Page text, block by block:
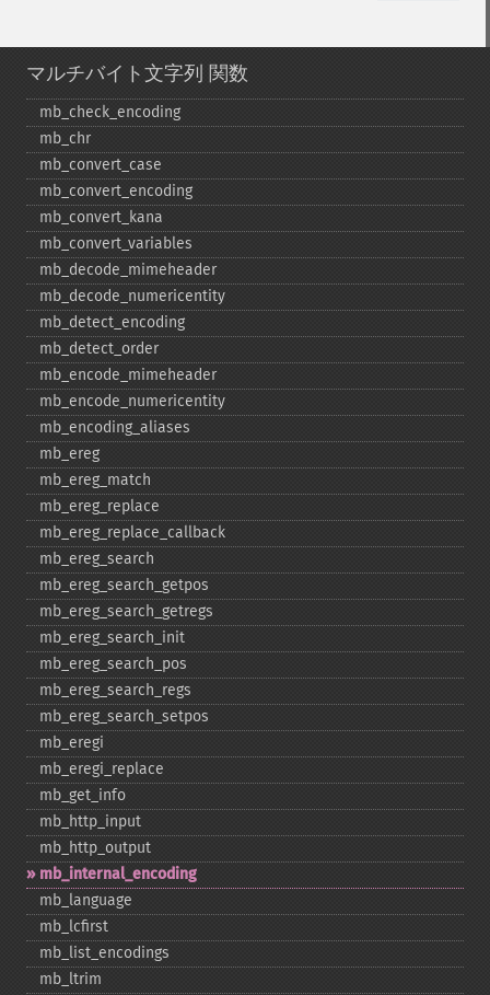
マルチバイト文字列 関数
mb_​check_​encoding
mb_​chr
mb_​convert_​case
mb_​convert_​encoding
mb_​convert_​kana
mb_​convert_​variables
mb_​decode_​mimeheader
mb_​decode_​numericentity
mb_​detect_​encoding
mb_​detect_​order
mb_​encode_​mimeheader
mb_​encode_​numericentity
mb_​encoding_​aliases
mb_​ereg
mb_​ereg_​match
mb_​ereg_​replace
mb_​ereg_​replace_​callback
mb_​ereg_​search
mb_​ereg_​search_​getpos
mb_​ereg_​search_​getregs
mb_​ereg_​search_​init
mb_​ereg_​search_​pos
mb_​ereg_​search_​regs
mb_​ereg_​search_​setpos
mb_​eregi
mb_​eregi_​replace
mb_​get_​info
mb_​http_​input
mb_​http_​output
mb_​internal_​encoding
mb_​language
mb_​lcfirst
mb_​list_​encodings
mb_​ltrim